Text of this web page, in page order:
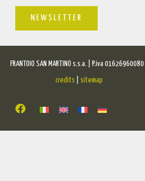
NEWSLETTER
FRANTOIO SAN MARTINO s.s.a. | P.iva 01626960080 |
credits |sitemap